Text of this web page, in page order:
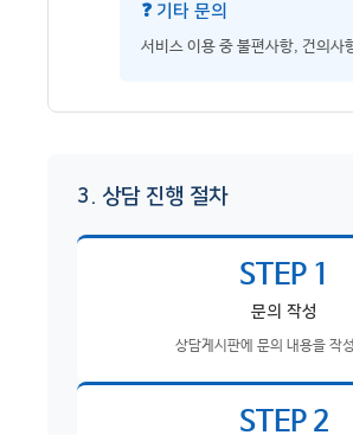
❓ 기타 문의
서비스 이용 중 불편사항, 건의사
3. 상담 진행 절차
STEP 1
문의 작성
상담게시판에 문의 내용을 작
STEP 2